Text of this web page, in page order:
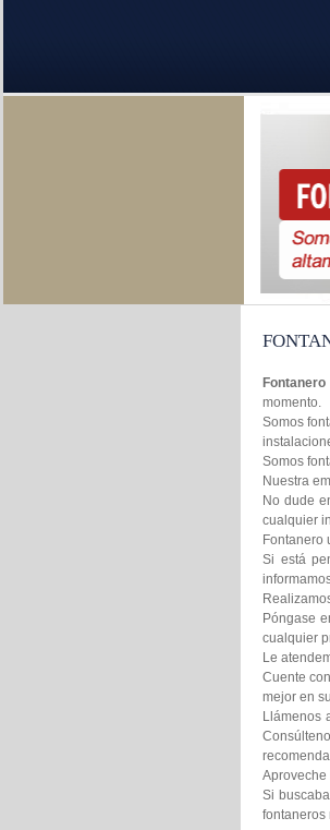
momento.
Somos
Somos
Nuestra
No dude
cualquier
Fontanero
Si está
Póngase
cualquier
Le
Cuente
mejor en
Llámenos
Aproveche
Si
fontaneros